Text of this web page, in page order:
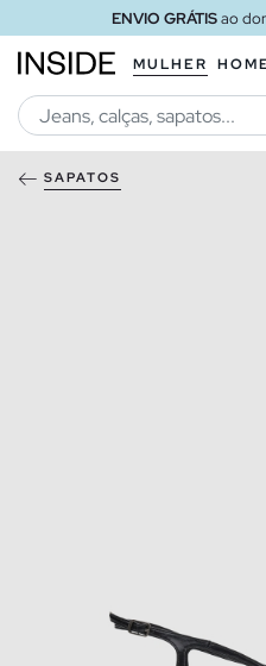
ENVIO GRÁTISao
MULHER
SAPATOS